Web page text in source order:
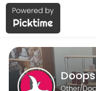
About
Doopsuiker Van den
Services